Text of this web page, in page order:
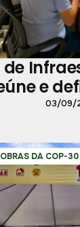
de
e
03/09/
DA COP-30